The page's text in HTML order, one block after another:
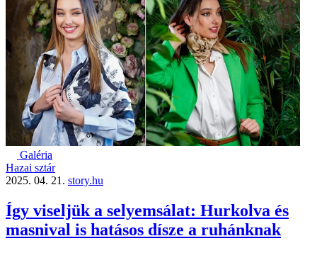
Galéria
Hazai sztár
2025. 04. 21. story.hu
Így viseljük a selyemsálat: Hurkolva és
masnival is hatásos dísze a ruhánknak